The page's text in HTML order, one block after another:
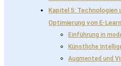
Kapitel 5: Technologien
Optimierung von E-
Einführung in
Künstliche
Augmented und